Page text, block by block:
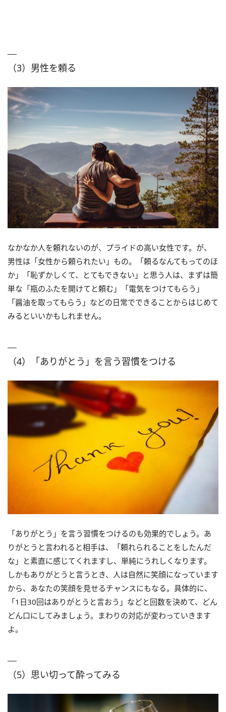
（3）男性を頼る
なかなか人を頼れないのが、プライドの高い女性です。が、
男性は「女性から頼られたい」もの。「頼るなんてもってのほ
か」「恥ずかしくて、とてもできない」と思う人は、まずは簡
単な「瓶のふたを開けてと頼む」「電気をつけてもらう」
「醤油を取ってもらう」などの日常でできることからはじめて
みるといいかもしれません。
（4）「ありがとう」を言う習慣をつける
「ありがとう」を言う習慣をつけるのも効果的でしょう。あ
りがとうと言われると相手は、「頼れられることをしたんだ
な」と素直に感じてくれますし、単純にうれしくなります。
しかもありがとうと言うとき、人は自然に笑顔になっています
から、あなたの笑顔を見せるチャンスにもなる。具体的に、
「1日30回はありがとうと言おう」などと回数を決めて、どん
どん口にしてみましょう。まわりの対応が変わっていきます
よ。
（5）思い切って酔ってみる